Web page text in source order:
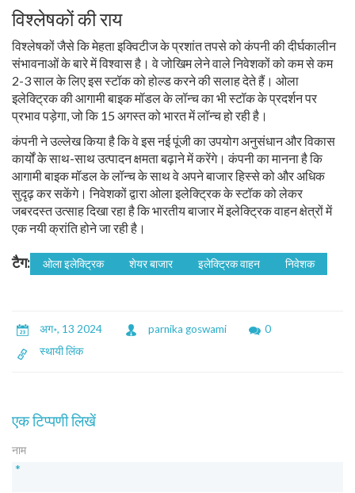
विश्लेषकों की राय
विश्लेषकों जैसे कि मेहता इक्विटीज के प्रशांत तपसे को कंपनी की दीर्घकालीन
संभावनाओं के बारे में विश्वास है। वे जोखिम लेने वाले निवेशकों को कम से कम
2-3 साल के लिए इस स्टॉक को होल्ड करने की सलाह देते हैं। ओला
इलेक्ट्रिक की आगामी बाइक मॉडल के लॉन्च का भी स्टॉक के प्रदर्शन पर
प्रभाव पड़ेगा, जो कि 15 अगस्त को भारत में लॉन्च हो रही है।
कंपनी ने उल्लेख किया है कि वे इस नई पूंजी का उपयोग अनुसंधान और विकास
कार्यों के साथ-साथ उत्पादन क्षमता बढ़ाने में करेंगे। कंपनी का मानना ​​है कि
आगामी बाइक मॉडल के लॉन्च के साथ वे अपने बाजार हिस्से को और अधिक
सुदृढ़ कर सकेंगे। निवेशकों द्वारा ओला इलेक्ट्रिक के स्टॉक को लेकर
जबरदस्त उत्साह दिखा रहा है कि भारतीय बाजार में इलेक्ट्रिक वाहन क्षेत्रों में
एक नयी क्रांति होने जा रही है।
टैग: ओला इलेक्ट्रिक शेयर बाजार इलेक्ट्रिक वाहन निवेशक
अग॰, 13 2024 parnika goswami
0
स्थायी लिंक
एक टिप्पणी लिखें
नाम
*